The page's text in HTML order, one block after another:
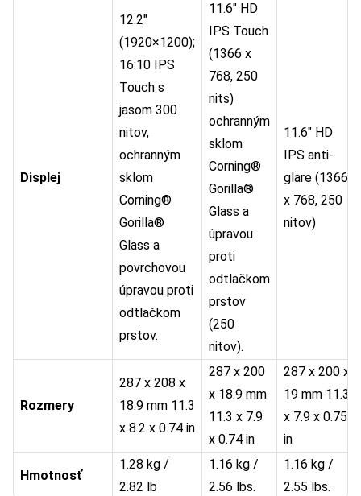
Displej
12.2″
(1920×1200);
16:10 IPS
Touch s
jasom 300
nitov,
ochranným
sklom
Corning®
Gorilla®
Glass a
povrchovou
úpravou proti
odtlačkom
prstov.
11.6″ HD
IPS Touch
(1366 x
768, 250
nits)
ochranným
sklom
Corning®
Gorilla®
Glass a
úpravou
proti
odtlačkom
prstov
(250
nitov).
11.6″ HD
IPS anti-
glare (1366
x 768, 250
nitov)
Rozmery
287 x 208 x
18.9 mm 11.3
x 8.2 x 0.74 in
287 x 200
x 18.9 mm
11.3 x 7.9
x 0.74 in
287 x 200 x
19 mm 11.3
x 7.9 x 0.75
in
Hmotnosť
1.28 kg /
2.82 lb
1.16 kg /
2.56 lbs.
1.16 kg /
2.55 lbs.